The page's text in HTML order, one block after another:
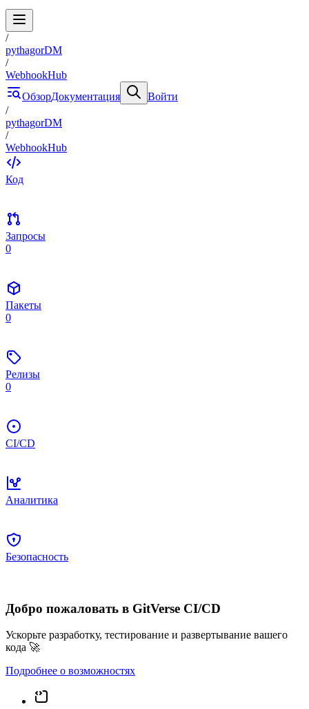
/
pythagorDM
/
WebhookHub
ОбзорДокументация
Войти
/
pythagorDM
/
WebhookHub
Код
Запросы
0
Пакеты
0
Релизы
0
CI/CD
Аналитика
Безопасность
Добро пожаловать в GitVerse CI/CD
Ускорьте разработку, тестирование и развертывание вашего
кода 🚀
Подробнее о возможностях